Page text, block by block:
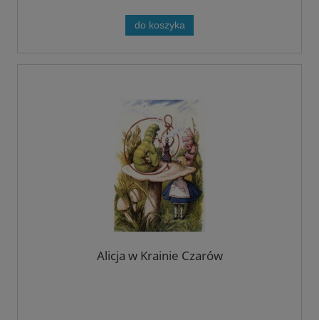
do koszyka
Alicja w Krainie Czarów